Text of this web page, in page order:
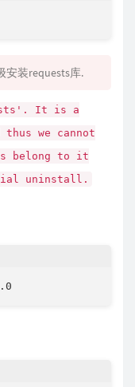
安装requests库.
It is a
we cannot
belong to it
uninstall.